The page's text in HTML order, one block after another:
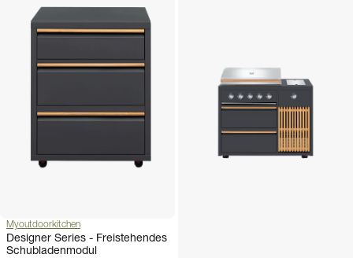
Myoutdoorkitchen
Designer Series - Freistehendes
Schubladenmodul